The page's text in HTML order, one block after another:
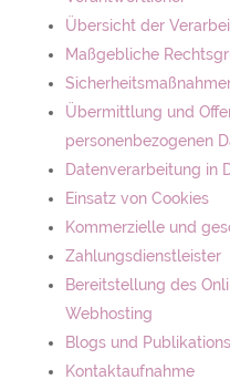
Übersicht der
Maßgebliche
Übermittlung und
personenbezogenen
Datenverarbeitung in
Einsatz von Cookies
Kommerzielle und
Zahlungsdienstleister
Bereitstellung des
Webhosting
Blogs und
Kontaktaufnahme